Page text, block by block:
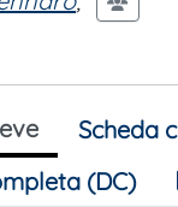
Scheda
(DC)